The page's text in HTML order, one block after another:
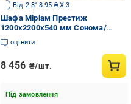
Від 2 818.95 ₴ X 3
Шафа Міріам Престиж
1200x2200x540 мм Сонома/
Білий (20254)
оцінити
8 456 ₴/шт.
Під замовлення